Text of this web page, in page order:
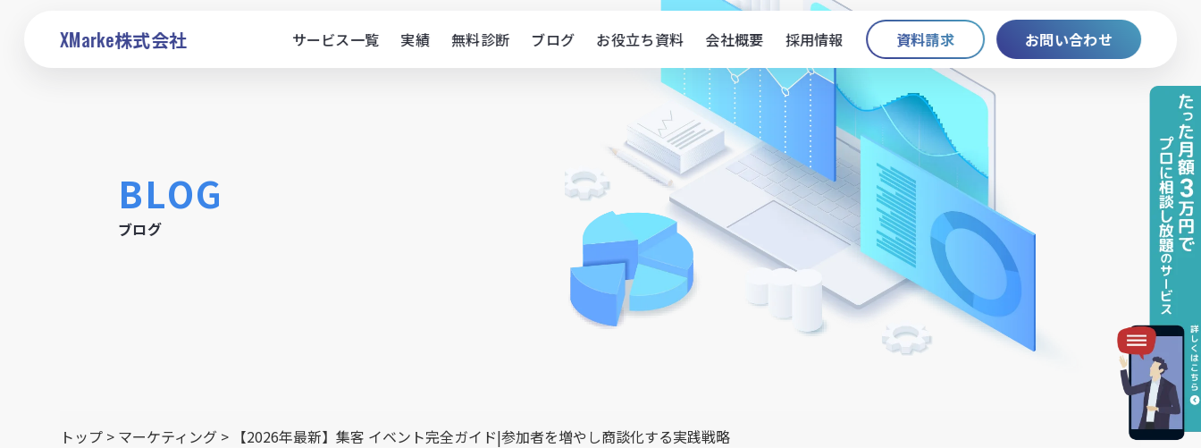
XMarke株式会社 サービス一覧 実績 無料診断 ブログ お役立ち資料 会社概要 採用情報 資料請求 お問い合わせ
BLOG
ブログ
トップ > マーケティング > 【2026年最新】集客 イベント完全ガイド|参加者を増やし商談化する実践戦略